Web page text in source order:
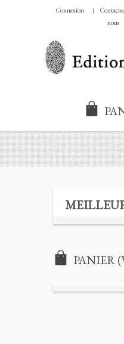
Connexion
nous
PANIER